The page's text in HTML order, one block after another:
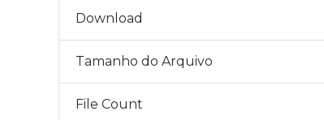
Download
Tamanho do Arquivo
File Count